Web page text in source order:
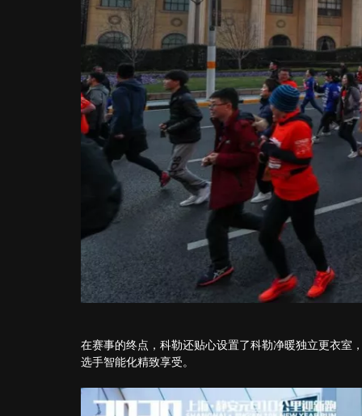
在赛事的终点，科勒还贴心设置了科勒净暖独立更衣室
选手智能化精致享受。